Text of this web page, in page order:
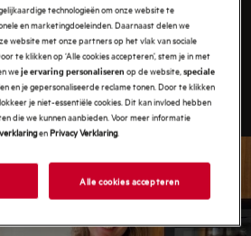
straat en naast het
om te parkeren aan de
meter afstand.
technologieën om onze website te
en marketingdoeleinden. Daarnaast delen we
website met onze partners op het vlak van sociale
te klikken op ‘Alle cookies accepteren’, stem je in met
weje ervaring personaliseren op de website,speciale
en je gepersonaliseerde reclame tonen. Door te klikken
je niet-essentiële cookies. Dit kan invloed hebben
die we kunnen aanbieden. Voor meer informatie
enPrivacy Verklaring.
Alle cookies accepteren